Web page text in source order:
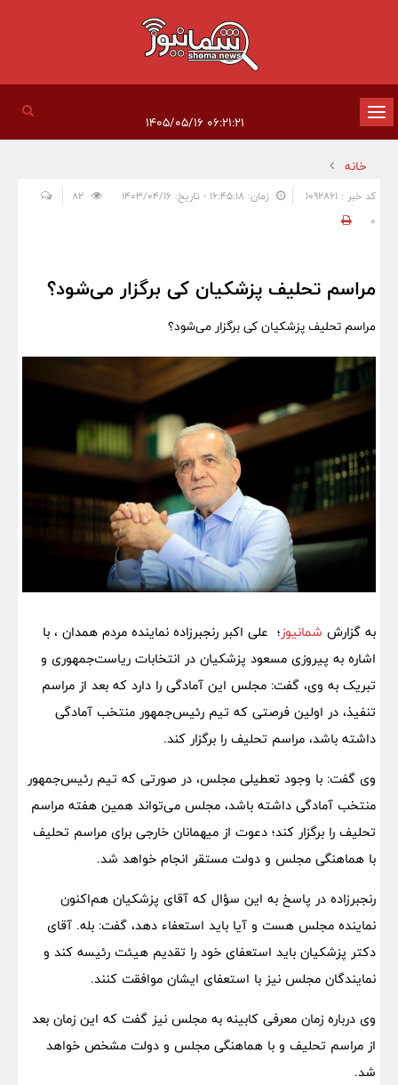
تغییر
وضعیت
ناوبری
خانه
کد خبر : 1092861 زمان: ۱۶:۴۵:۱۸ - تاریخ: ۱۴۰۳/۰۴/۱۶
0
مراسم تحلیف پزشکیان کی برگزار می‌شود؟
مراسم تحلیف پزشکیان کی برگزار می‌شود؟
به گزارش شمانیوز؛ علی اکبر رنجبرزاده نماینده مردم همدان ، با
اشاره به پیروزی مسعود پزشکیان در انتخابات ریاست‌جمهوری و
تبریک به وی، گفت: مجلس این آمادگی را دارد که بعد از مراسم
تنفیذ، در اولین فرصتی که تیم رئیس‌جمهور منتخب آمادگی
داشته باشد، مراسم تحلیف را برگزار کند.
وی گفت: با وجود تعطیلی مجلس، در صورتی که تیم رئیس‌جمهور
منتخب آمادگی داشته باشد، مجلس می‌تواند همین هفته مراسم
تحلیف را برگزار کند؛ دعوت از میهمانان خارجی برای مراسم تحلیف
با هماهنگی مجلس و دولت مستقر انجام خواهد شد.
رنجبرزاده در پاسخ به این سؤال که آقای پزشکیان هم‌اکنون
نماینده مجلس هست و آیا باید استعفاء دهد، گفت: بله. آقای
دکتر پزشکیان باید استعفای خود را تقدیم هیئت رئیسه کند و
نمایندگان مجلس نیز با استعفای ایشان موافقت کنند.
وی درباره زمان معرفی کابینه به مجلس نیز گفت که این زمان بعد
از مراسم تحلیف و با هماهنگی مجلس و دولت مشخص خواهد
شد.